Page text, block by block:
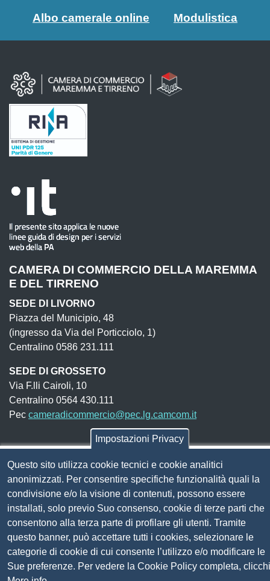
Albo camerale online Modulistica
CAMERA DI COMMERCIO DELLA MAREMMA
E DEL TIRRENO
SEDE DI LIVORNO
Piazza del Municipio, 48
(ingresso da Via del Porticciolo, 1)
Centralino 0586 231.111
SEDE DI GROSSETO
Via F.lli Cairoli, 10
Centralino 0564 430.111
Pec cameradicommercio@pec.lg.camcom.it
Codice fiscale e Partita Iva:
Codice univoco fatturazione elettronica:UFN1JE
Pagare con PagoPA
Seguici su
Sito web
Amministrazione trasparente
Impostazioni Privacy
Questo sito utilizza cookie tecnici e cookie analitici
anonimizzati. Per consentire specifiche funzionalità quali la
condivisione e/o la visione di contenuti, possono essere
installati, solo previo Suo consenso, cookie di terze parti che
consentono alla terza parte di profilare gli utenti. Tramite
questo banner, può accettare tutti i cookies, selezionare le
categorie di cookie di cui consente l’utilizzo e/o modificare le
Sue preferenze. Per vedere la Cookie Policy completa, clicchi